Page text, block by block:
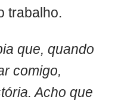
trabalho.
que, quando
comigo,
Acho que